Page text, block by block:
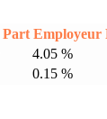
Part Employeur
4.05 %
0.15 %